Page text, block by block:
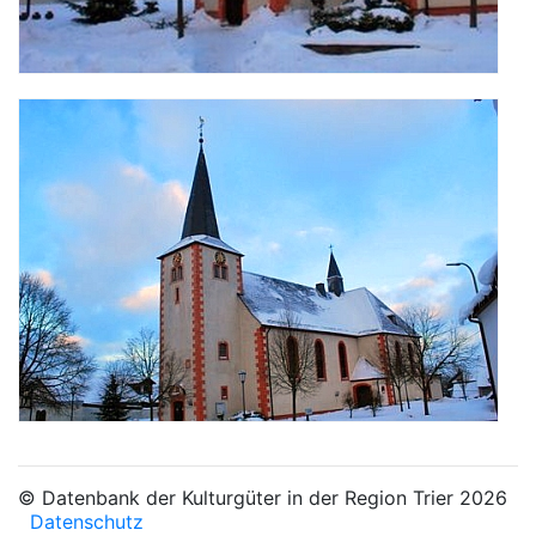
© Datenbank der Kulturgüter in der Region Trier 2026
Datenschutz